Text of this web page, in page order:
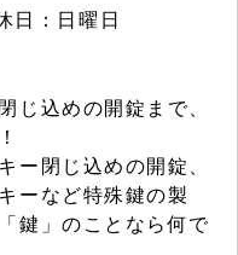
日：日曜日
じ込めの開錠まで、
ー閉じ込めの開錠、
ーなど特殊鍵の製
鍵」のことなら何で